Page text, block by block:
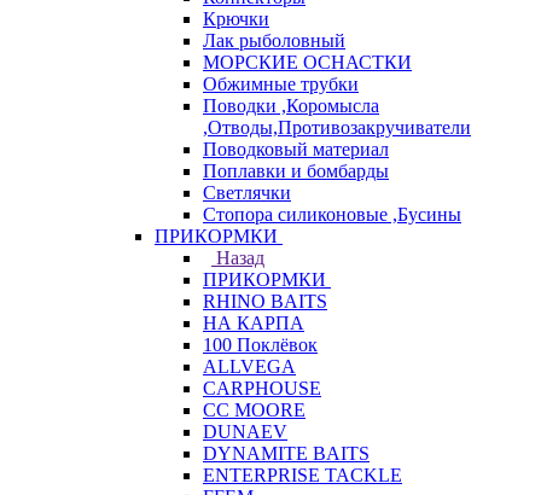
Крючки
Лак рыболовный
МОРСКИЕ ОСНАСТКИ
Обжимные трубки
Поводки ,Коромысла
,Отводы,Противозакручиватели
Поводковый материал
Поплавки и бомбарды
Светлячки
Стопора силиконовые ,Бусины
ПРИКОРМКИ
Назад
ПРИКОРМКИ
RHINO BAITS
НА КАРПА
100 Поклёвок
ALLVEGA
CARPHOUSE
CC MOORE
DUNAEV
DYNAMITE BAITS
ENTERPRISE TACKLE